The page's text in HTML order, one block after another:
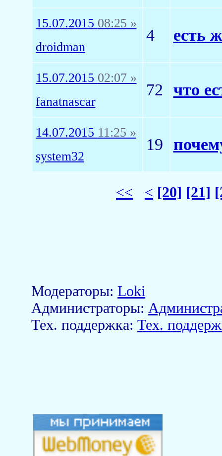
15.07.2015 08:25 »
droidman
4 есть
15.07.2015 02:07 »
fanatnascar
72 что
14.07.2015 11:25 »
system32
19
<< < [20] [21]
Модераторы:Loki
Aдминистраторы:
Тех. поддержка:Тех.